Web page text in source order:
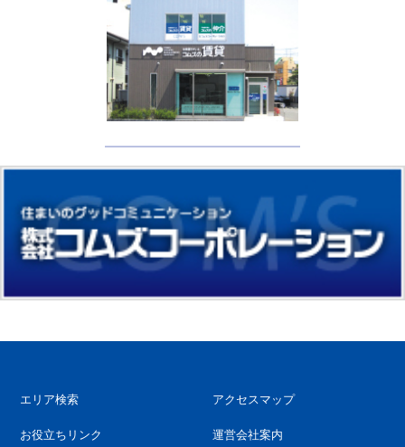
エリア検索
お役立ちリンク
アクセスマップ
運営会社案内